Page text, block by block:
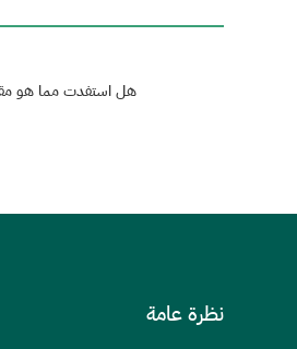
هل استفدت مما هو
نظرة عامة